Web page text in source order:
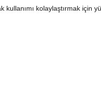
kolaylaştırmak için